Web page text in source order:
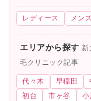
レディース メン
エリアから探す 新
毛クリニック記事
代々木 早稲田
初台
市ヶ谷 小